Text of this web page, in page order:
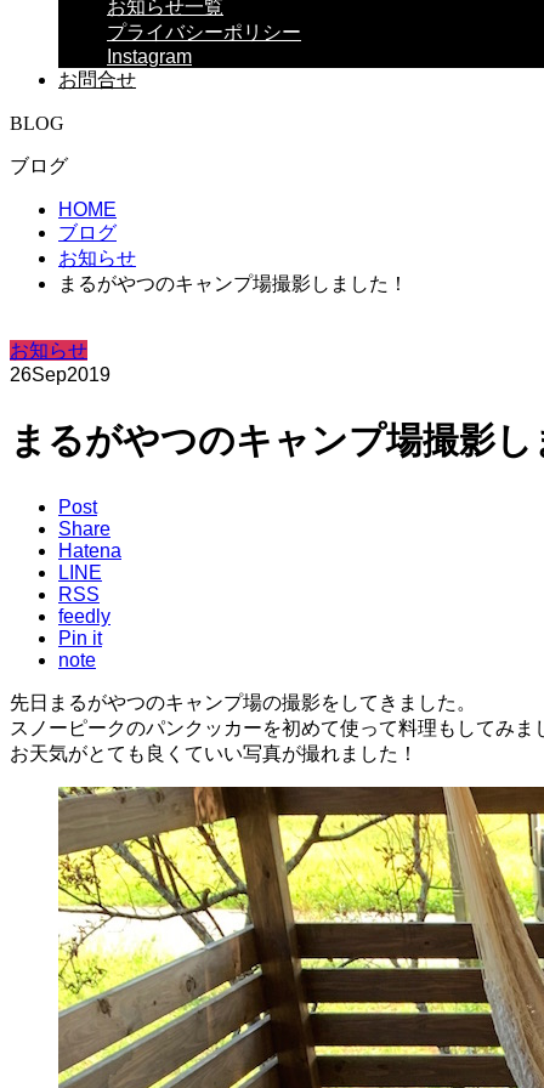
お知らせ一覧
プライバシーポリシー
Instagram
お問合せ
BLOG
ブログ
HOME
ブログ
お知らせ
まるがやつのキャンプ場撮影しました！
お知らせ
26Sep2019
まるがやつのキャンプ場撮影
Post
Share
Hatena
LINE
RSS
feedly
Pin it
note
先日まるがやつのキャンプ場の撮影をしてきました。
スノーピークのパンクッカーを初めて使って料理もしてみま
お天気がとても良くていい写真が撮れました！